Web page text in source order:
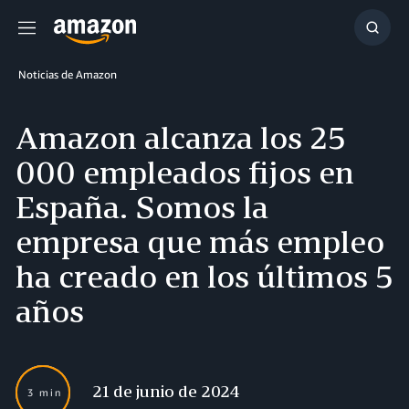
Menú
Noticias de Amazon
Amazon alcanza los 25
000 empleados fijos en
España. Somos la
empresa que más empleo
ha creado en los últimos 5
años
3 min 21 de junio de 2024